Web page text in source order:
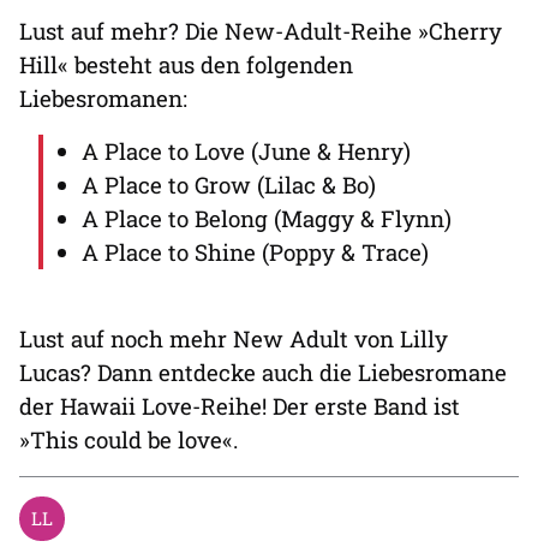
Lust auf mehr? Die New-Adult-Reihe »Cherry
Hill« besteht aus den folgenden
Liebesromanen:
A Place to Love (June & Henry)
A Place to Grow (Lilac & Bo)
A Place to Belong (Maggy & Flynn)
A Place to Shine (Poppy & Trace)
Lust auf noch mehr New Adult von Lilly
Lucas? Dann entdecke auch die Liebesromane
der Hawaii Love-Reihe! Der erste Band ist
»This could be love«.